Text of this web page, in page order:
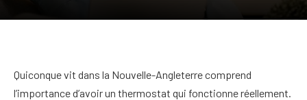
Quiconque vit dans la Nouvelle-Angleterre comprend
l’importance d’avoir un thermostat qui fonctionne réellement.